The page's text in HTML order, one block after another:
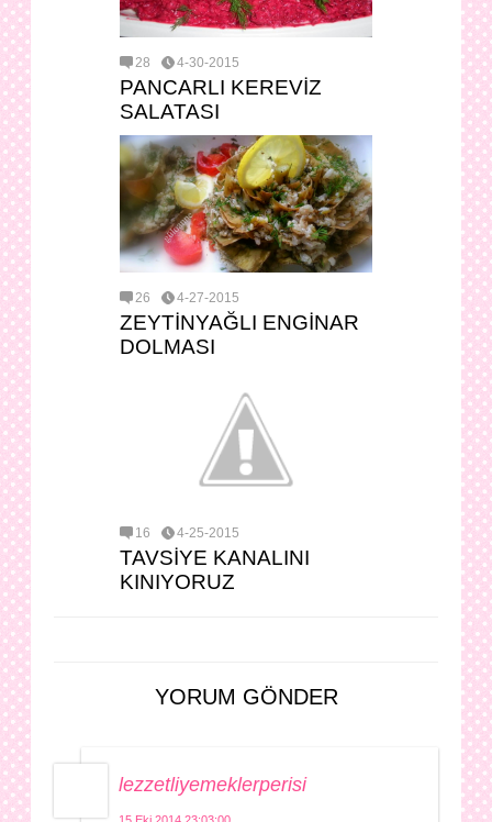
28 4-30-2015
PANCARLI KEREVİZ
SALATASI
26 4-27-2015
ZEYTİNYAĞLI ENGİNAR
DOLMASI
16 4-25-2015
TAVSİYE KANALINI
KINIYORUZ
YORUM GÖNDER
lezzetliyemeklerperisi